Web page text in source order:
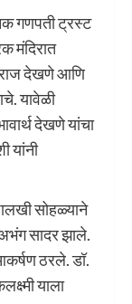
गणपती ट्रस्ट
मंदिरात
देखणे आणि
यावेळी
देखणे यांचा
यांनी
सोहळ्याने
सादर झाले.
ठरले. डॉ.
याला